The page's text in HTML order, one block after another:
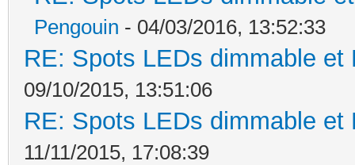
Pengouin - 04/03/2016, 13:52:33
RE: Spots LEDs dimmable
09/10/2015, 13:51:06
RE: Spots LEDs dimmable
11/11/2015, 17:08:39